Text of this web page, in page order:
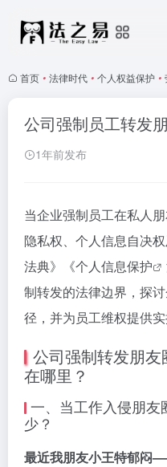
首页 • 法律时代 • 个人权益保护 •
公司强制员工转发
1年前发布
当企业强制员工在私人
隐私权、个人信息自决
法典》《个人信息保护
制转发的法律边界，探
径，并为员工维权提供实
公司强制转发朋
在哪里？
一、当工作入侵朋友
少？
最近我朋友小王特郁闷